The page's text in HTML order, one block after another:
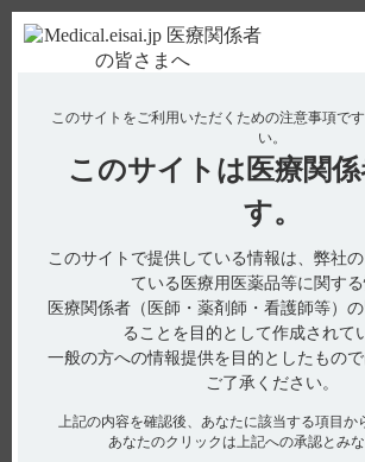
使用期限検索
No : 2151
【クリアクター】 投与時や調製
することはありますか？
【クリアクター】
投与時や調製時などで、注意することはあ
電子添文には、投与時や調製時などの注意
記載があります。
このサイトをご利用いただくための注意事項です
い。
このサイトは 医療関
す。
このサイトで提供している情報は、弊社
ている医療用医薬品等に関す
医療関係者（医師・薬剤師・看護師等）
ることを目的として作成されて
一般の方への情報提供を目的としたもの
ご了承ください。
上記の内容を確認後、あなたに該当する項目か
あなたのクリックは上記への承認とみな